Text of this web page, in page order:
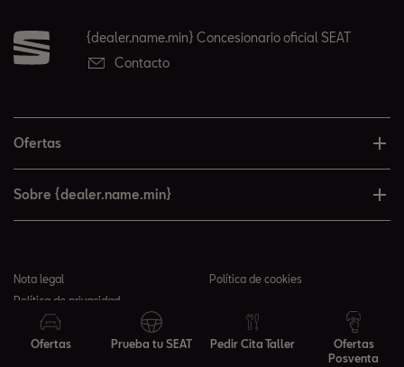
{dealer.name.min} Concesionario oficial SEAT
Contacto
Ofertas
Sobre {dealer.name.min}
Nota legal
Política de cookies
Política de privacidad
© 2026 {dealer.name.min} todos los derechos reservados
Ofertas
Prueba tu SEAT Pedir Cita Taller
Ofertas
Posventa